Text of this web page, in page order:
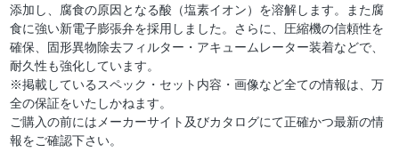
添加し、腐食の原因となる酸（塩素イオン）を溶解します。また腐
食に強い新電子膨張弁を採用しました。さらに、圧縮機の信頼性を
確保、固形異物除去フィルター・アキュームレーター装着などで、
耐久性も強化しています。
※掲載しているスペック・セット内容・画像など全ての情報は、万
全の保証をいたしかねます。
ご購入の前にはメーカーサイト及びカタログにて正確かつ最新の情
報をご確認下さい。